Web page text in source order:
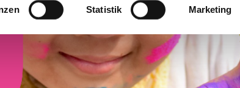
kann.
Datenschutzhinweisenund in unsererCookie-
für diese Zwecke aktiviert sind, müssen Sie
nachfolgender Buttons über Ihre Einwilligung für
Einwilligung stets für die Zukunft widerrufen. Bitte
Statistik Marketing